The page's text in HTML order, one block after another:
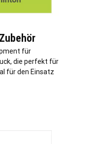
für
die perfekt für
für den Einsatz